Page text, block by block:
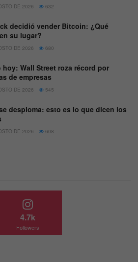
DE 2026 632
decidió vender Bitcoin: ¿Qué
su lugar?
DE 2026 680
hoy: Wall Street roza récord por
de empresas
DE 2026 545
desploma: esto es lo que dicen los
DE 2026 608
4.7k
Followers